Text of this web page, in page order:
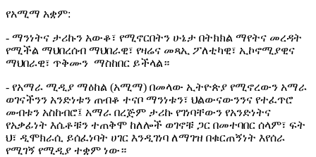
የአሚማ አቋም:
- ማንነትና ታሪኩን አውቆ፣ የሚኖርበትን ሁኔታ በትክክል ማየትና መረዳት
የሚችል ማህበረሰብ ማህበራዊ፣ የዛሬና መጻኢ ፖለቲካዊ፣ ኢኮኖሚያዊና
ማህበራዊ፣ ጥቅሙን ማስከበር ይችላል።
- የአማራ ሚዲያ ማዕከል (አሚማ) በመላው ኢትዮጵያ የሚኖረውን አማራ
ወገናችንን አንድነቱን ጠብቆ ተናቦ ማንነቱን፣ ህልውናውንንና የተፈጥሮ
መብቱን አስከብሮ፤ አማራ በረጅም ታሪኩ የገነባቸውን የአንድነትና
የአቃፊነት እሴቶቹን ተጠቅሞ ከለሎች ወገኖቹ ጋር በመተባበር ሰላም፣ ፍት
ህ፣ ዲሞክራሲ ይሰፈነባት ሀገር እንዲገነባ ለማገዝ በቁርጠኝነት እየሰራ
የሚገኝ የሚዲያ ተቋም ነው።